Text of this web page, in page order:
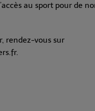
au sport pour de
rendez-vous sur